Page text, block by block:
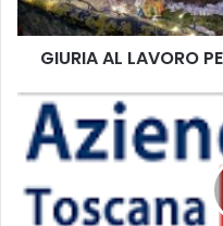
L
L
O
O
E
GIURIA AL LAVORO